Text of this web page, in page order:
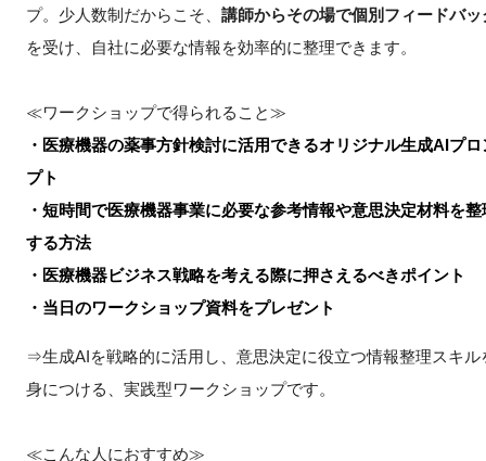
閉じる
プ。少人数制だからこそ、 講師からその場で個別フィードバッ
を受け、自社に必要な情報を効率的に整理できます。
≪ワークショップで得られること≫
・医療機器の薬事方針検討に活用できるオリジナル生成AIプロ
プト
・短時間で医療機器事業に必要な参考情報や意思決定材料を整
する方法
・医療機器ビジネス戦略を考える際に押さえるべきポイント
・当日のワークショップ資料をプレゼント
⇒生成AIを戦略的に活用し、意思決定に役立つ情報整理スキル
身につける、実践型ワークショップです。
≪こんな人におすすめ≫